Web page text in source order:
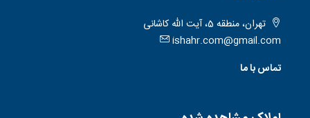
تهران، منطقه 5، آیت الله کاشانی
ishahr.com@gmail.com
تماس با ما